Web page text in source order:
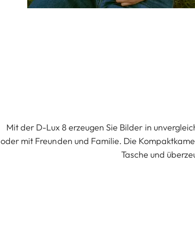
Mit der D-Lux 8 erzeugen Sie Bilder in
oder mit Freunden und Familie. Die
Tasche und